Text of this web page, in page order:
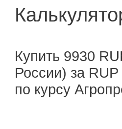
Купить 9930
России) за
по курсу